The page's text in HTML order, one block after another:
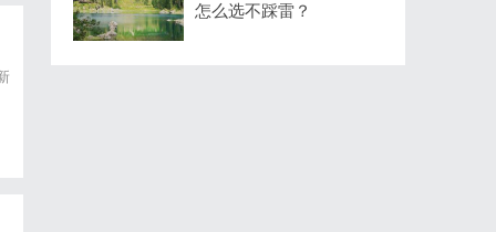
怎么选不踩雷？